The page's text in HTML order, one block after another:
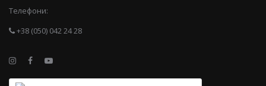
Телефони:
+38 (050) 042 24 28